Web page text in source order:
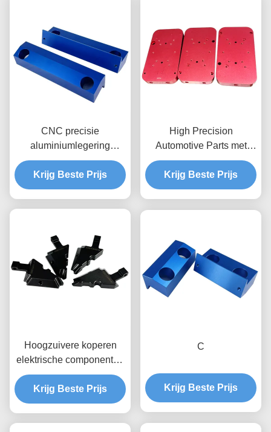
CNC precisie
aluminiumlegering
onderdelen /
Geanodiseerde CNC-
bewerkte onderdelen
Krijg Beste Prijs
High Precision
Automotive Parts met
Customized Surface
Treatment en IATF 16949
Certified CNC Machining
Krijg Beste Prijs
Hoogzuivere koperen
elektrische componenten
met precisie CNC-
bewerking en aangepaste
configuraties
Krijg Beste Prijs
C
Krijg Beste Prijs